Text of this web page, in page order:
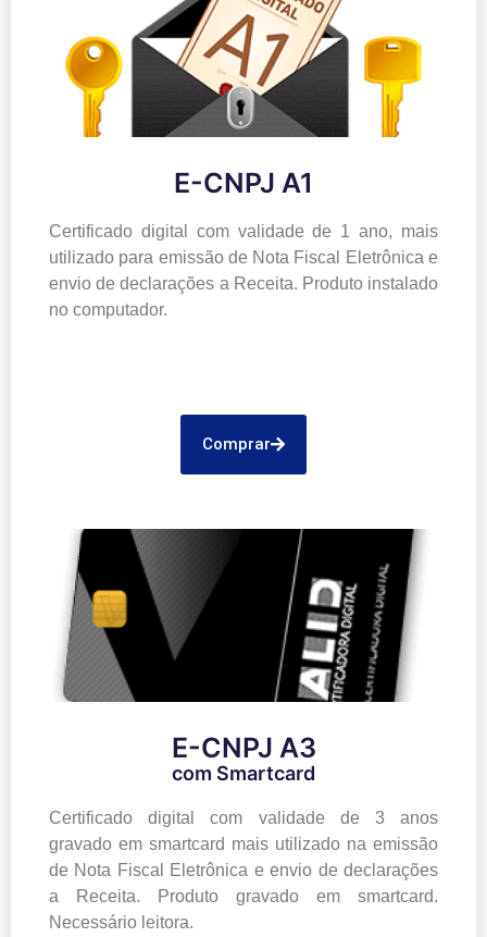
E-CNPJ A1
Certificado digital com validade de 1 ano, mais
utilizado para emissão de Nota Fiscal Eletrônica e
envio de declarações a Receita. Produto instalado
no computador.
Comprar
E-CNPJ A3
com Smartcard
Certificado digital com validade de 3 anos
gravado em smartcard mais utilizado na emissão
de Nota Fiscal Eletrônica e envio de declarações
a Receita. Produto gravado em smartcard.
Necessário leitora.